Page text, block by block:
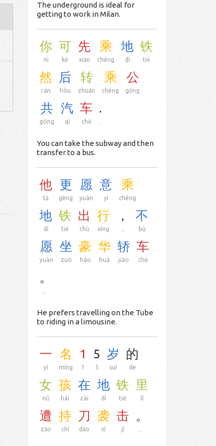
The underground is ideal for
getting to work in Milan.
你
nǐ
可
kě
先
xiān
乘
chéng
地
dì
铁
tiě
然
rán
后
hòu
转
zhuǎn
乘
chéng
公
gōng
共
gòng
汽
qì
车
chē
.
.
You can take the subway and then
transfer to a bus.
他
tā
更
gèng
愿
yuàn
意
yì
乘
chéng
地
dì
铁
tiě
出
chū
行
xíng
，
，
不
bù
愿
yuàn
坐
zuò
豪
háo
华
huá
轿
jiào
车
chē
。
He prefers travelling on the Tube
to riding in a limousine.
一
yī
名
míng
1
1
5
5
岁
suì
的
de
女
nǚ
孩
hái
在
zài
地
dì
铁
tiě
里
lǐ
遭
zāo
持
chí
刀
dāo
袭
xí
击
jī
。